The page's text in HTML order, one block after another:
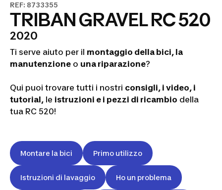
REF: 8733355
TRIBAN GRAVEL RC 520
2020
Ti serve aiuto per il montaggio della bici, la
manutenzione o una riparazione?
Qui puoi trovare tutti i nostri consigli, i video, i
tutorial, le istruzioni e i pezzi di ricambio della
tua RC 520!
Montare la bici Primo utilizzo
Istruzioni di lavaggio Ho un problema